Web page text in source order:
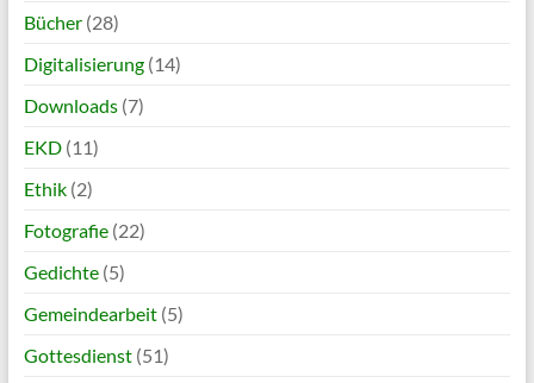
Bücher(28)
Digitalisierung(14)
Downloads(7)
EKD(11)
Ethik(2)
Fotografie(22)
Gedichte(5)
Gemeindearbeit(5)
Gottesdienst(51)